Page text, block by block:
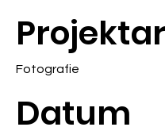
Fotografie
Datum